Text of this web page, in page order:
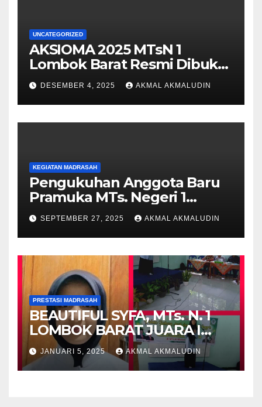
UNCATEGORIZED
AKSIOMA 2025 MTsN 1
Lombok Barat Resmi Dibuka,
Semarakkan Pasca SAS
dengan Semangat
Sportivitas dan Kreativitas
DESEMBER 4, 2025 AKMAL AKMALUDIN
KEGIATAN MADRASAH
Pengukuhan Anggota Baru
Pramuka MTs. Negeri 1
Lombok Barat Tahun 2025 di
Pantai Cemare Lembar
SEPTEMBER 27, 2025 AKMAL AKMALUDIN
PRESTASI MADRASAH
BEAUTIFUL SYFA, MTs. N. 1
LOMBOK BARAT JUARA I
PIDATO BAHASA INGGRIS
JANUARI 5, 2025 AKMAL AKMALUDIN